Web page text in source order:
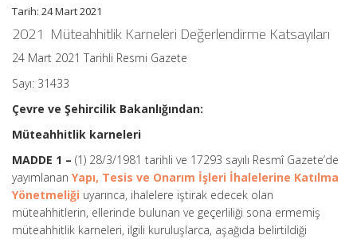
Tarih: 24 Mart 2021
2021 Müteahhitlik Karneleri Değerlendirme Katsayıları
24 Mart 2021 Tarihli Resmi Gazete
Sayı: 31433
Çevre ve Şehircilik Bakanlığından:
Müteahhitlik karneleri
MADDE 1 – (1) 28/3/1981 tarihli ve 17293 sayılı Resmî Gazete’de
yayımlanan Yapı, Tesis ve Onarım İşleri İhalelerine Katılma
Yönetmeliği uyarınca, ihalelere iştirak edecek olan
müteahhitlerin, ellerinde bulunan ve geçerliliği sona ermemiş
müteahhitlik karneleri, ilgili kuruluşlarca, aşağıda belirtildiği